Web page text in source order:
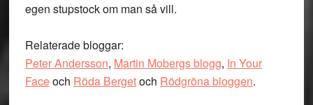
egen stupstock om man så vill.
Relaterade bloggar:
Peter Andersson, Martin Mobergs blogg, In Your
Faceoch Röda Bergetoch Rödgröna bloggen.